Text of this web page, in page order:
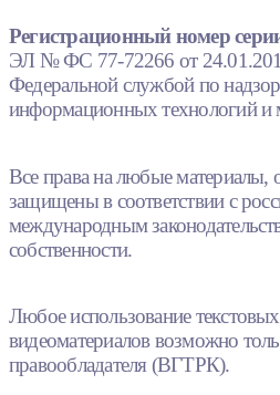
Регистрационный номер
ЭЛ № ФС 77-72266 от
Федеральной службой по
информационных технологий и
Все права на любые материалы,
защищены в соответствии с
международным
собственности.
Любое использование
видеоматериалов возможно
правообладателя (ВГТРК).